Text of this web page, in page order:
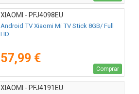
XIAOMI - PFJ4098EU
Android TV Xiaomi Mi TV Stick 8GB/ Full
HD
57,99 €
Comprar
XIAOMI - PFJ4191EU